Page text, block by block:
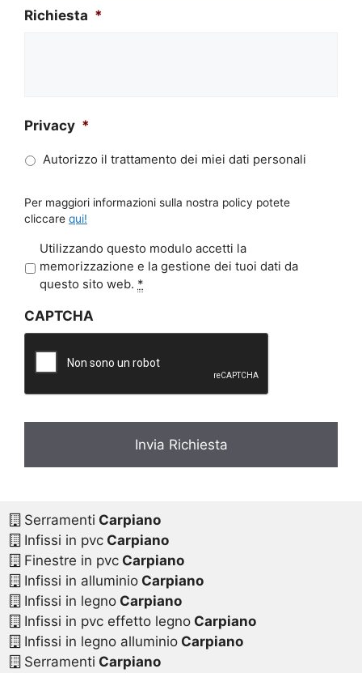
Richiesta *
Privacy *
Autorizzo il trattamento dei miei dati personali
Per maggiori informazioni sulla nostra policy potete
cliccare qui!
r
a
c
*
Utilizzando questo modulo accetti la
memorizzazione e la gestione dei tuoi dati da
questo sito web. *
CAPTCHA
Serramenti Carpiano
Infissi in pvcCarpiano
Finestre in pvcCarpiano
Infissi in alluminioCarpiano
Infissi in legnoCarpiano
Infissi in pvc effetto legnoCarpiano
Infissi in legno alluminioCarpiano
Serramenti Carpiano